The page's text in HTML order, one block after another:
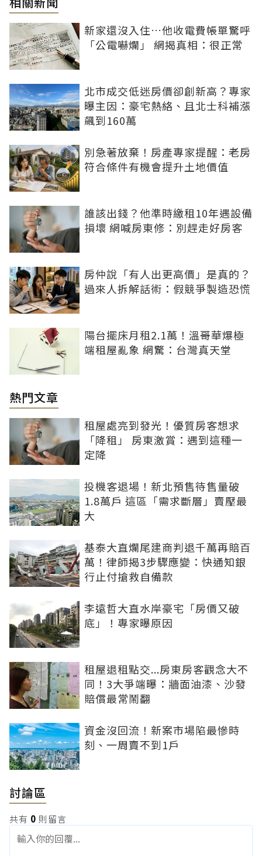
新家還沒入住…他收電費帳單驚呼
「公電嚇爛」 網揭真相：很正常
北市成交低迷房價卻創新高？專家
曝主因：豪宅熱絡、且北士科補漲
飆到160萬
別急著放棄！房產專家提醒：老房
符合條件有機會提升土地價值
誰該出錢？他準時繳租10年遇設備
損壞 網喊房東修：別趕走好房客
房仲說「有人出更高價」是真的？
過來人拆解話術：假競爭製造恐慌
陽台擺床月租2.1萬！溫哥華爆極
端租屋亂象 網驚：台灣真天堂
熱門文章
租屋處亮到發光！優質房客想求
「降租」 房東激賞：遇到這種一
定降
投機客退場！新北預售待售量破
1.8萬戶 這區「需求斷層」賣壓最
大
基泰大直爛尾建商判退千萬再賠百
萬！律師揭3步驟應變：快通知銀
行止付搶救自備款
李遠哲大直水岸豪宅「房價又破
底」！專家曝原因
租屋退租點交...房東房客觀念大不
同！3大爭端曝：牆面油漆、沙發
賠償最常鬧翻
資金沒回流！新案市場陷最慘時
刻、一周賣不到1戶
討論區
共有 0 則留言